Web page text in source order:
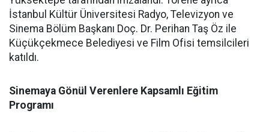
İstanbul Kültür Üniversitesi Radyo, Televizyon ve
Sinema Bölüm Başkanı Doç. Dr. Perihan Taş Öz ile
Küçükçekmece Belediyesi ve Film Ofisi temsilcileri
katıldı.
Sinemaya Gönül Verenlere Kapsamlı Eğitim
Programı